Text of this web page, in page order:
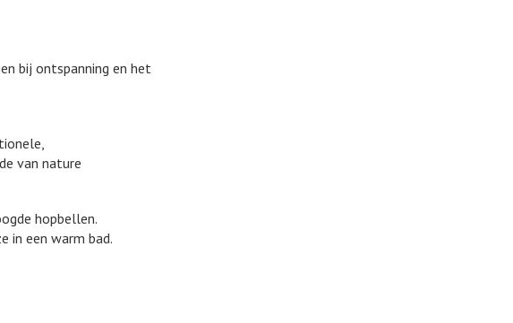
bij ontspanning en het
van nature
hopbellen.
in een warm bad.